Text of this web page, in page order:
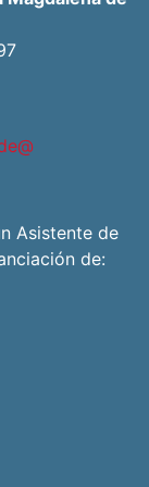
Asistente de
de: